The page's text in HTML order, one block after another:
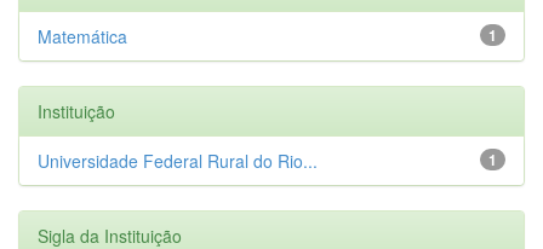
1
Matemática
Instituição
1
Universidade Federal Rural do Rio...
Sigla da Instituição